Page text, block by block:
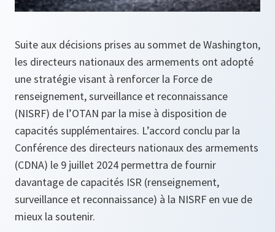
Suite aux décisions prises au sommet de Washington,
les directeurs nationaux des armements ont adopté
une stratégie visant à renforcer la Force de
renseignement, surveillance et reconnaissance
(NISRF) de l’OTAN par la mise à disposition de
capacités supplémentaires. L’accord conclu par la
Conférence des directeurs nationaux des armements
(CDNA) le 9 juillet 2024 permettra de fournir
davantage de capacités ISR (renseignement,
surveillance et reconnaissance) à la NISRF en vue de
mieux la soutenir.